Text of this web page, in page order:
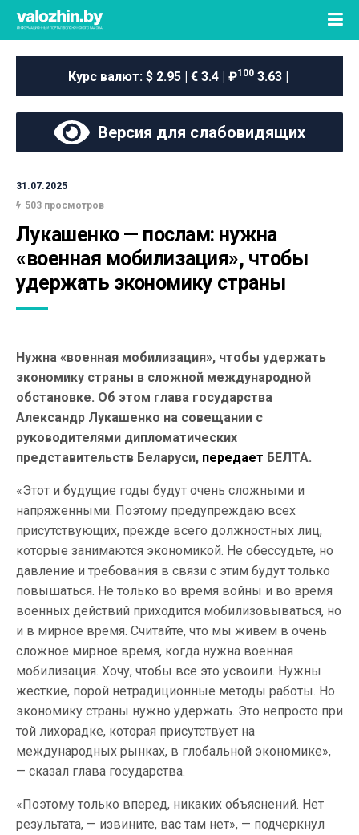
Курс валют: $ 2.95 | € 3.4 | ₽1003.63 |
Версия для слабовидящих
31.07.2025
503 просмотров
Лукашенко — послам: нужна
«военная мобилизация», чтобы
удержать экономику страны
Нужна «военная мобилизация», чтобы удержать
экономику страны в сложной международной
обстановке. Об этом глава государства
Александр Лукашенко на совещании с
руководителями дипломатических
представительств Беларуси, передает БЕЛТА.
«Этот и будущие годы будут очень сложными и
напряженными. Поэтому предупреждаю всех
присутствующих, прежде всего должностных лиц,
которые занимаются экономикой. Не обессудьте, но
давление и требования в связи с этим будут только
повышаться. Не только во время войны и во время
военных действий приходится мобилизовываться, но
и в мирное время. Считайте, что мы живем в очень
сложное мирное время, когда нужна военная
мобилизация. Хочу, чтобы все это усвоили. Нужны
жесткие, порой нетрадиционные методы работы. Но
экономику страны нужно удержать. Это непросто при
той лихорадке, которая присутствует на
международных рынках, в глобальной экономике»,
— сказал глава государства.
«Поэтому только вперед, никаких объяснений. Нет
результата, — извините, вас там нет», — подчеркнул